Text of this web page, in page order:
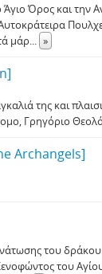
Άγιο Όρος και την
μάρ... »
της και
Γρηγόριο
Archangels]
του
του